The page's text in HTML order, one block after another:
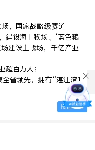
，国家战略级赛道
建设海上牧场、‘蓝色粮
建设主战场，千亿产业
百万人；
省领先，拥有“湛江湾1
产学研创新实力雄厚；
划》，住房补贴、职称
心区，急需水产养殖、
投递简历